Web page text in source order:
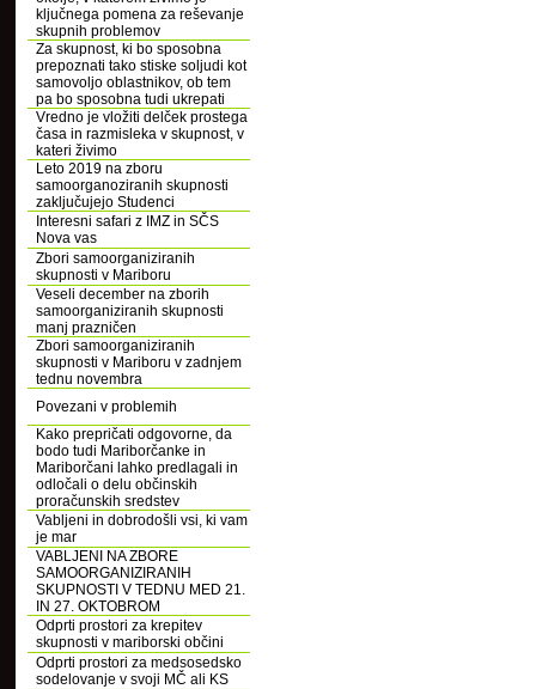
ključnega pomena za reševanje
skupnih problemov
Za skupnost, ki bo sposobna
prepoznati tako stiske soljudi kot
samovoljo oblastnikov, ob tem
pa bo sposobna tudi ukrepati
Vredno je vložiti delček prostega
časa in razmisleka v skupnost, v
kateri živimo
Leto 2019 na zboru
samoorganoziranih skupnosti
zaključujejo Studenci
Interesni safari z IMZ in SČS
Nova vas
Zbori samoorganiziranih
skupnosti v Mariboru
Veseli december na zborih
samoorganiziranih skupnosti
manj prazničen
Zbori samoorganiziranih
skupnosti v Mariboru v zadnjem
tednu novembra
Povezani v problemih
Kako prepričati odgovorne, da
bodo tudi Mariborčanke in
Mariborčani lahko predlagali in
odločali o delu občinskih
proračunskih sredstev
Vabljeni in dobrodošli vsi, ki vam
je mar
VABLJENI NA ZBORE
SAMOORGANIZIRANIH
SKUPNOSTI V TEDNU MED 21.
IN 27. OKTOBROM
Odprti prostori za krepitev
skupnosti v mariborski občini
Odprti prostori za medsosedsko
sodelovanje v svoji MČ ali KS